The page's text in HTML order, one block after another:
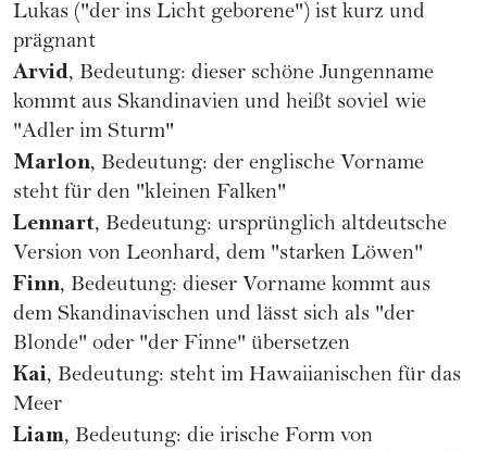
Lukas ("der ins Licht geborene") ist kurz und
prägnant
Arvid, Bedeutung: dieser schöne Jungenname
kommt aus Skandinavien und heißt soviel wie
"Adler im Sturm"
Marlon, Bedeutung: der englische Vorname
steht für den "kleinen Falken"
Lennart, Bedeutung: ursprünglich altdeutsche
Version von Leonhard, dem "starken Löwen"
Finn, Bedeutung: dieser Vorname kommt aus
dem Skandinavischen und lässt sich als "der
Blonde" oder "der Finne" übersetzen
Kai, Bedeutung: steht im Hawaiianischen für das
Meer
Liam, Bedeutung: die irische Form von